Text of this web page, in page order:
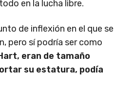
en la lucha libre.
de inflexión en el que se
pero sí podría ser como
eran de tamaño
su estatura, podía